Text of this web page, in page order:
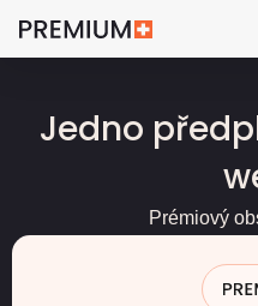
Jedno
Prémiový